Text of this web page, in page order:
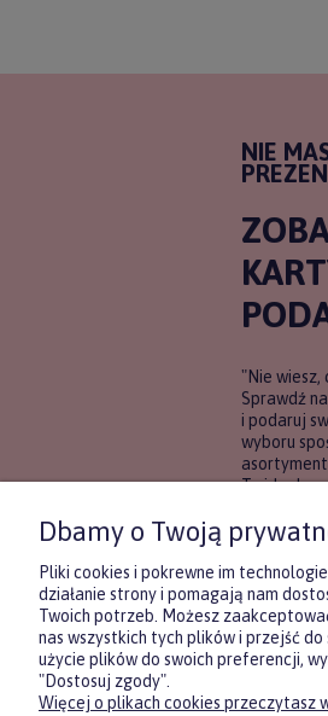
NIE
"Nie wiesz,
Sprawdź
i podaruj
wyboru
To idealne
pewności,
trafione.
Dbamy o Twoją
Pliki cookies i pokrewne im
działanie strony i pomagają nam
Twoich potrzeb. Możesz
nas wszystkich tych plików i przejść
użycie plików do swoich preferencji,
"Dostosuj zgody".
Więcej o plikach cookies przeczytasz